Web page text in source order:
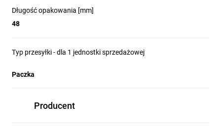
Długość opakowania [mm]
48
Typ przesyłki - dla 1 jednostki sprzedażowej
Paczka
Producent